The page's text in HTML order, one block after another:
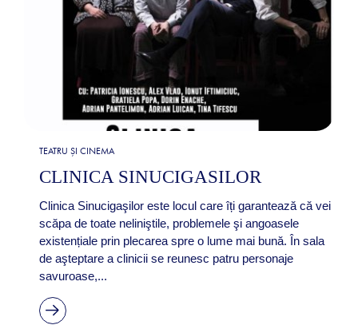
TEATRU ȘI CINEMA
CLINICA SINUCIGASILOR
Clinica Sinucigaşilor este locul care îți garantează că vei
scăpa de toate neliniştile, problemele şi angoasele
existențiale prin plecarea spre o lume mai bună. În sala
de aşteptare a clinicii se reunesc patru personaje
savuroase,...